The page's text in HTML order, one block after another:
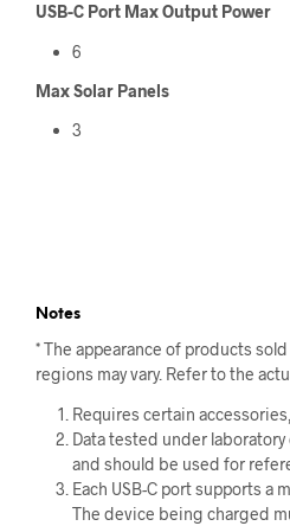
USB-C Port Max Output Power
6
Max Solar Panels
3
Notes
* The appearance of products
regions may vary. Refer to the
Requires certain
Data tested under laboratory
and should be used for
Each USB-C port supports a
The device being charged